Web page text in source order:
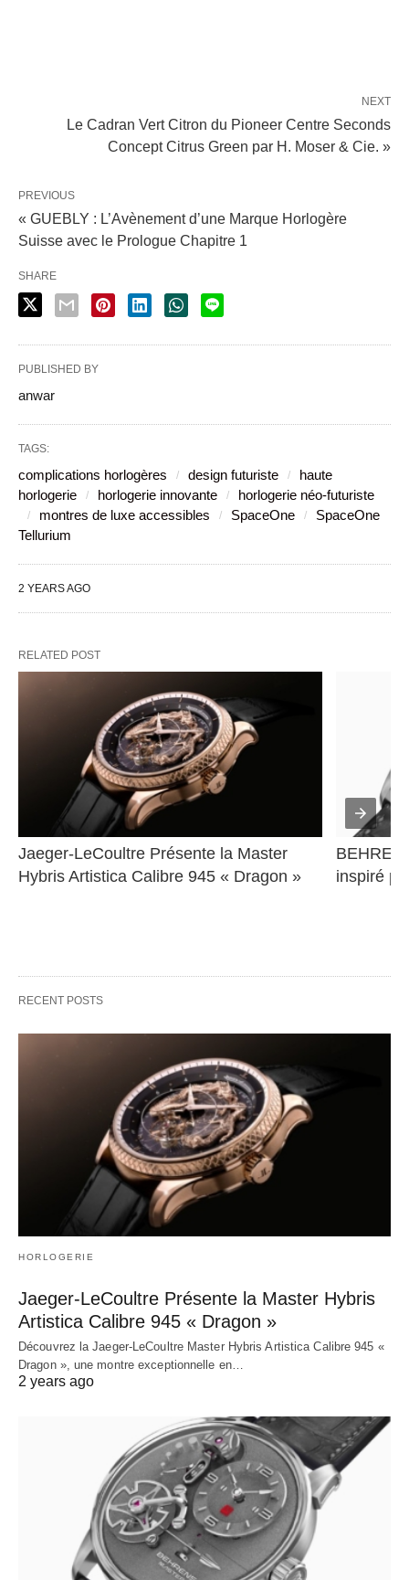
NEXT
Le Cadran Vert Citron du Pioneer Centre Seconds
Concept Citrus Green par H. Moser & Cie. »
PREVIOUS
« GUEBLY : L’Avènement d’une Marque Horlogère
Suisse avec le Prologue Chapitre 1
SHARE
PUBLISHED BY
anwar
TAGS:
complications horlogères design futuriste
haute
horlogerie
horlogerie innovante
horlogerie néo-futuriste
montres de luxe accessibles
SpaceOne
SpaceOne
Tellurium
2 YEARS AGO
RELATED POST
Jaeger-LeCoultre Présente la Master
Hybris Artistica Calibre 945 « Dragon »
inspiré
RECENT POSTS
HORLOGERIE
Jaeger-LeCoultre Présente la Master Hybris
Artistica Calibre 945 « Dragon »
Découvrez la Jaeger-LeCoultre Master Hybris Artistica Calibre 945 «
Dragon », une montre exceptionnelle en…
2 years ago